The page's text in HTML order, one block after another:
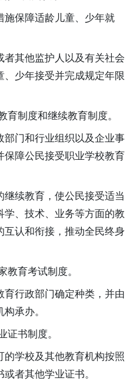
施保障适龄儿童、少年就
者其他监护人以及有关社会
少年接受并完成规定年限
育制度和继续教育制度。
部门和行业组织以及企业事
障公民接受职业学校教育
继续教育，使公民接受适当
学、技术、业务等方面的教
互认和衔接，推动全民终身
教育考试制度。
育行政部门确定种类，并由
承办。
证书制度。
学校及其他教育机构按照
者其他学业证书。